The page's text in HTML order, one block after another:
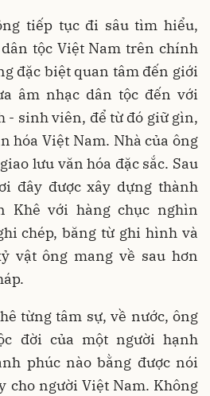
tiếp tục đi sâu tìm hiểu,
tộc Việt Nam trên chính
đặc biệt quan tâm đến giới
âm nhạc dân tộc đến với
- sinh viên, để từ đó giữ gìn,
hóa Việt Nam. Nhà của ông
lưu văn hóa đặc sắc. Sau
đây được xây dựng thành
Khê với hàng chục nghìn
chép, băng từ ghi hình và
vật ông mang về sau hơn
từng tâm sự, về nước, ông
đời của một người hạnh
phúc nào bằng được nói
cho người Việt Nam. Không